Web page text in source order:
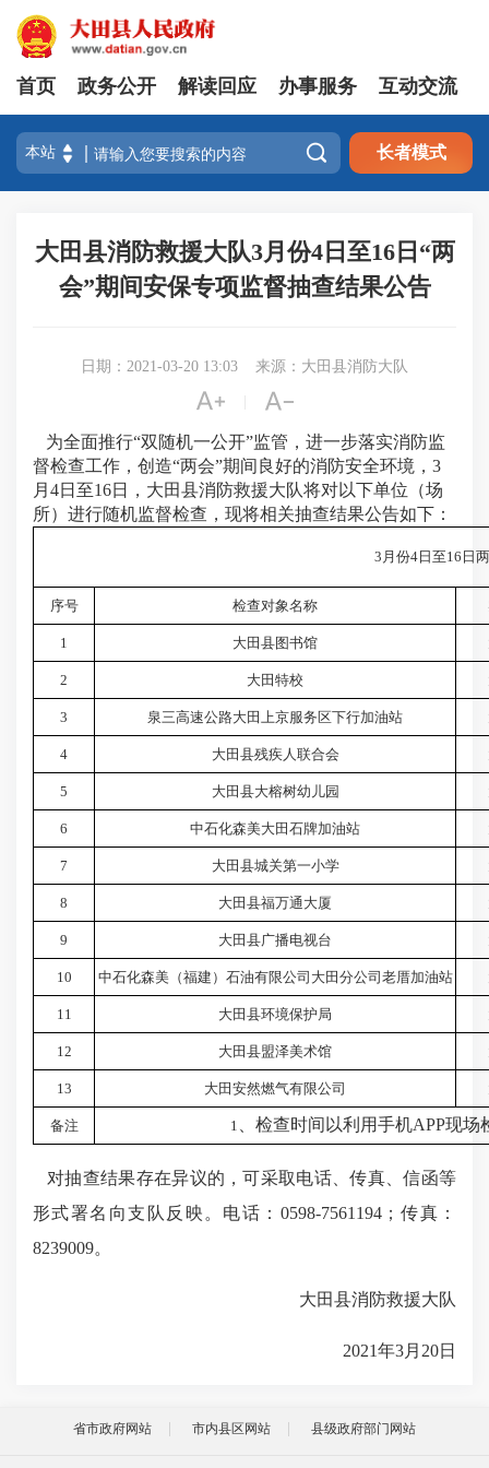
首页 政务公开 解读回应 办事服务 互动交流
 长者模式
大田县消防救援大队3月份4日至16日“两
会”期间安保专项监督抽查结果公告
日期：2021-03-20 13:03 来源：大田县消防大队
 
为全面推行“双随机一公开”监管，进一步落实消防监
督检查工作，创造“两会”期间良好的消防安全环境，3
月4日至16日
，大田县消防救援大队将对以下单位（场
所）进行随机监督检查，现将相关抽查结果公告如下：
3月份4日至16日
序号 检查对象名称
1 大田县图书馆
2 大田特校
3 泉三高速公路大田上京服务区下行加油站
4 大田县残疾人联合会
5 大田县大榕树幼儿园
6 中石化森美大田石牌加油站
7 大田县城关第一小学
8 大田县福万通大厦
9 大田县广播电视台
10 中石化森美（福建）石油有限公司大田分公司老厝加油站
11 大田县环境保护局
12 大田县盟泽美术馆
13 大田安然燃气有限公司
备注 1 、检查时间以利用手机APP现场
对抽查结果存在异议的，可采取电话、传真、信函等
形式署名向支队反映。电话： 0598-7561194；传真：
8239009。
大田县消防救援大队
2021年3月20日
省市政府网站 市内县区网站 县级政府部门网站